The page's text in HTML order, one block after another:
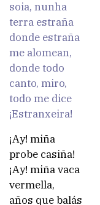
soia, nunha
terra estraña
donde estraña
me alomean,
donde todo
canto, miro,
todo me dice
¡Estranxeira!
¡Ay! miña
probe casiña!
¡Ay! miña vaca
vermella,
años que balás